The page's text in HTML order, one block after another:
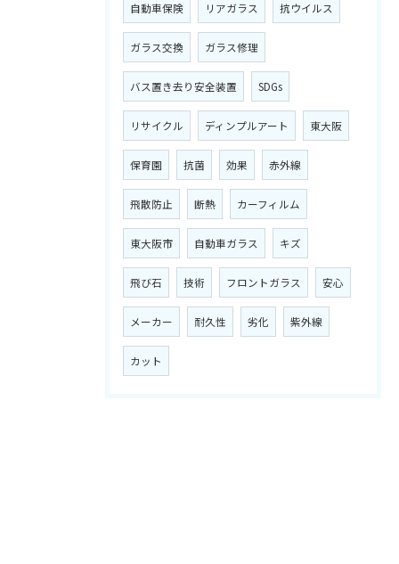
自動車保険 リアガラス 抗ウイルス
ガラス交換 ガラス修理
バス置き去り安全装置 SDGs
リサイクル ディンプルアート 東大阪
保育園 抗菌 効果 赤外線
飛散防止 断熱 カーフィルム
東大阪市 自動車ガラス キズ
飛び石 技術 フロントガラス 安心
メーカー 耐久性 劣化 紫外線
カット